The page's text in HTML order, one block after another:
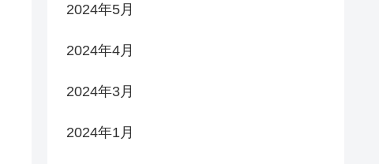
2024年5月
2024年4月
2024年3月
2024年1月